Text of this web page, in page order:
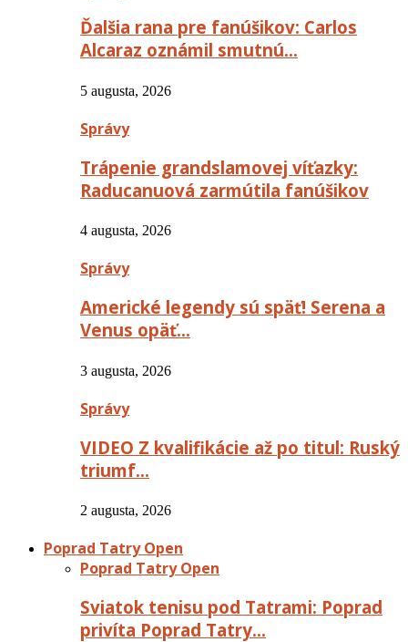
Ďalšia rana pre fanúšikov: Carlos
Alcaraz oznámil smutnú…
5 augusta, 2026
Správy
Trápenie grandslamovej víťazky:
Raducanuová zarmútila fanúšikov
4 augusta, 2026
Správy
Americké legendy sú späť! Serena a
Venus opäť…
3 augusta, 2026
Správy
VIDEO Z kvalifikácie až po titul: Ruský
triumf…
2 augusta, 2026
Poprad Tatry Open
Poprad Tatry Open
Sviatok tenisu pod Tatrami: Poprad
privíta Poprad Tatry…